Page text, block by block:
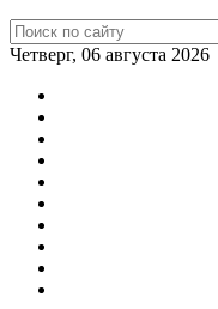
Четверг, 06 августа 2026